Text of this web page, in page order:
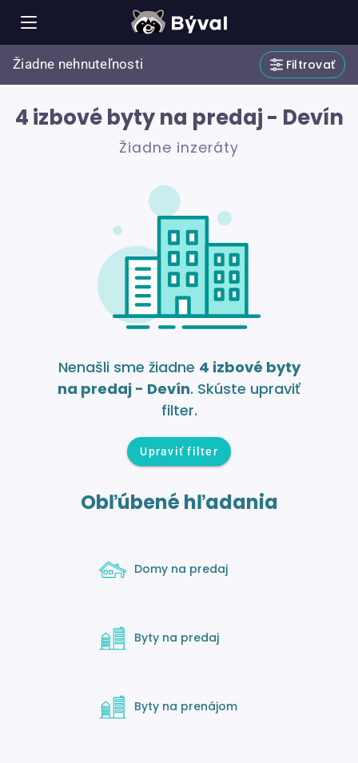
Žiadne nehnuteľnosti Filtrovať
4 izbové byty na predaj - Devín
Žiadne inzeráty
Nenašli sme žiadne 4 izbové byty
na predaj - Devín. Skúste upraviť
filter.
Upraviť filter
Obľúbené hľadania
Domy na predaj
Byty na predaj
Byty na prenájom